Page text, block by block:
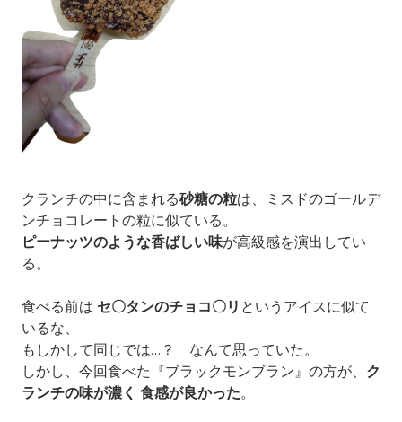
クランチの中に含まれる砂糖の粒は、
ミスドのゴールデ
ンチョコレートの粒に似ている。
ピーナッツのような香ばしい味が高級感を演出してい
る。
食べる前は セ〇タンのチョコ〇リ というアイスに似て
いるな、
もしかして同じでは…？ なんて思っていた。
しかし、今回食べた『ブラックモンブラン』の方が、 ク
ランチの味が濃く 食感が良かった。